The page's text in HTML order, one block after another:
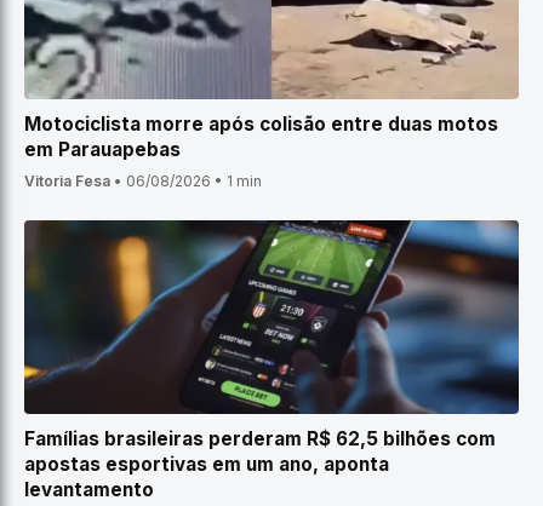
Motociclista morre após colisão entre duas motos
em Parauapebas
Vitoria Fesa • 06/08/2026 • 1 min
Famílias brasileiras perderam R$ 62,5 bilhões com
apostas esportivas em um ano, aponta
levantamento